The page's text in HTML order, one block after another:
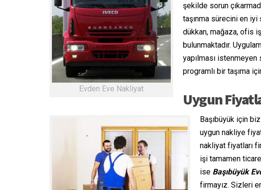
Evden Eve Nakliyat
şekilde sorun
taşınma sürecini en
dükkan, mağaza, ofis
bulunmaktadır.
yapılması istenmeyen
programlı bir taşıma
Uygun
Başıbüyük için
uygun nakliye
nakliyat fiyatları
işi tamamen
ise Başıbüyük
firmayız. Sizleri